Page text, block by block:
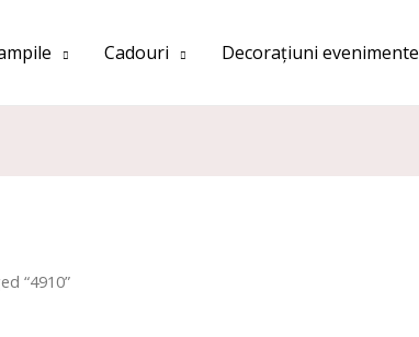
Cadouri Decorațiuni evenimente
“4910”